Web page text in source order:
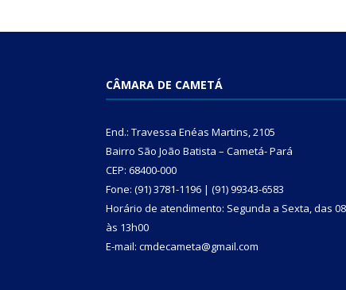
CÂMARA DE CAMETÁ
End.: Travessa Enéas Martins, 2105
Bairro São João Batista – Cametá- Pará
CEP: 68400-000
Fone: (91) 3781-1196 | (91) 99343-6583
Horário de atendimento: Segunda a Sexta, das
às 13h00
E-mail: cmdecameta@gmail.com